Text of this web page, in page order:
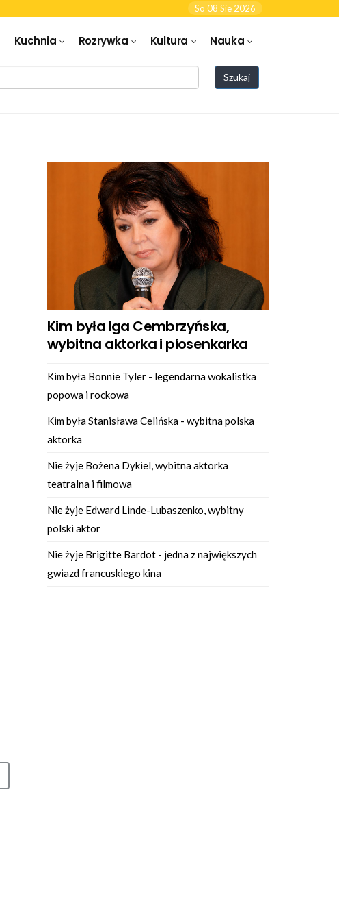
So 08 Sie 2026
Kuchnia Rozrywka Kultura Nauka
Szukaj
Kim była Iga Cembrzyńska,
wybitna aktorka i piosenkarka
Kim była Bonnie Tyler - legendarna wokalistka
popowa i rockowa
Kim była Stanisława Celińska - wybitna polska
aktorka
Nie żyje Bożena Dykiel, wybitna aktorka
teatralna i filmowa
Nie żyje Edward Linde-Lubaszenko, wybitny
polski aktor
Nie żyje Brigitte Bardot - jedna z największych
gwiazd francuskiego kina